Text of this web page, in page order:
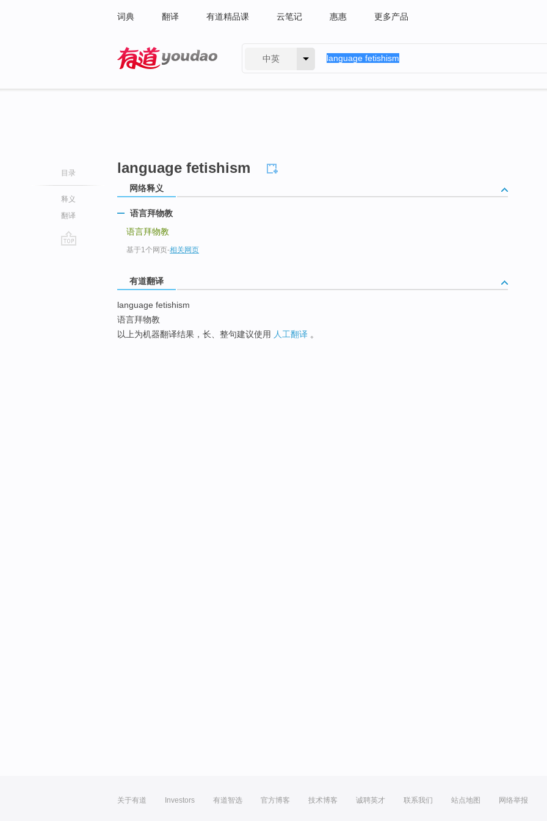
词典 翻译 有道精品课 云笔记 惠惠 更多产品
中英
目录
释义
翻译
language fetishism
网络释义
语言拜物教
语言拜物教
基于1个网页-相关网页
有道翻译
language fetishism
语言拜物教
以上为机器翻译结果，长、整句建议使用 人工翻译 。
关于有道 Investors 有道智选 官方博客 技术博客 诚聘英才 联系我们 站点地图 网络举报